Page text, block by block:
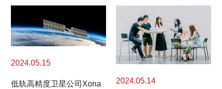
2024.05.15
低轨高精度卫星公司Xona
2024.05.14